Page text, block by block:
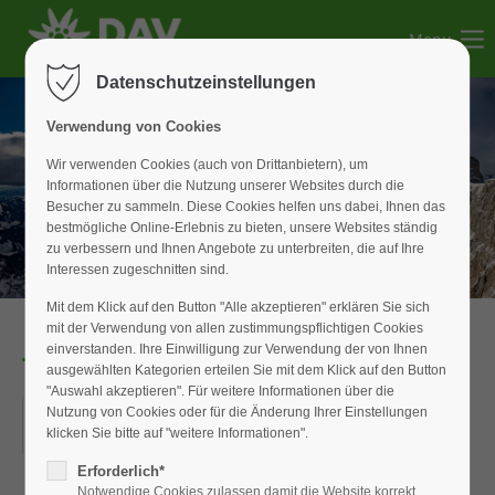
Der Eintrag "offcanvas-col2" existiert leider nicht.
Der Eintrag "offcanvas-col3" existiert leider nicht.
Der Eintrag "offcanvas-col4" existiert leider nicht.
Menu
Tagestour
15.06.2025
ORT: PÜRSCHLING/TEUFELSTÄTTKOPF
Datenschutzeinstellungen
Verwendung von Cookies
Wir verwenden Cookies (auch von Drittanbietern), um
Informationen über die Nutzung unserer Websites durch die
Besucher zu sammeln. Diese Cookies helfen uns dabei, Ihnen das
bestmögliche Online-Erlebnis zu bieten, unsere Websites ständig
zu verbessern und Ihnen Angebote zu unterbreiten, die auf Ihre
Interessen zugeschnitten sind.
Mit dem Klick auf den Button "Alle akzeptieren" erklären Sie sich
mit der Verwendung von allen zustimmungspflichtigen Cookies
einverstanden. Ihre Einwilligung zur Verwendung der von Ihnen
ausgewählten Kategorien erteilen Sie mit dem Klick auf den Button
"Auswahl akzeptieren". Für weitere Informationen über die
Nutzung von Cookies oder für die Änderung Ihrer Einstellungen
klicken Sie bitte auf "weitere Informationen".
Erforderlich*
Notwendige Cookies zulassen damit die Website korrekt